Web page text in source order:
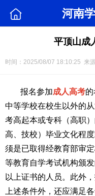
河南
平顶山成
时间：2025/08/07 18:10:25 来
报名参加成人高考
中等学校在校生以外的
考高起本或专科（高职
高、技校）毕业文化程
须是已取得经教育部审
等教育自学考试机构颁
以上证书的人员。此外
上述条件外，还应满足